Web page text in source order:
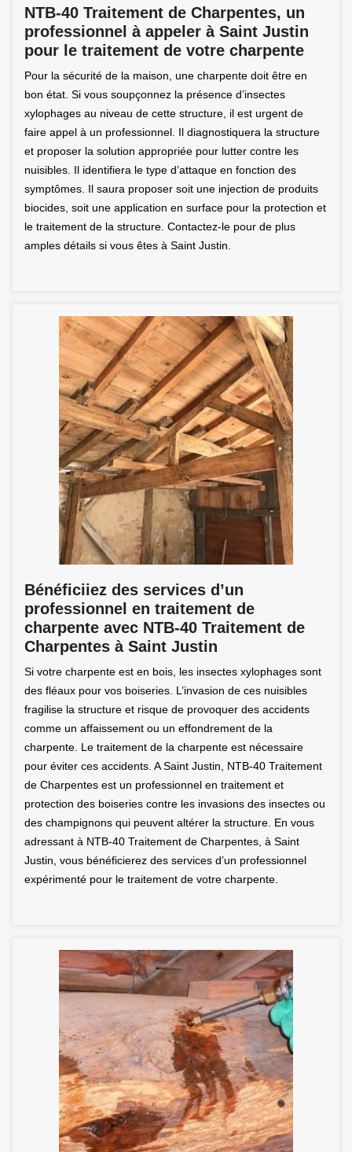
NTB-40 Traitement de Charpentes, un
professionnel à appeler à Saint Justin
pour le traitement de votre charpente
Pour la sécurité de la maison, une charpente doit être en
bon état. Si vous soupçonnez la présence d’insectes
xylophages au niveau de cette structure, il est urgent de
faire appel à un professionnel. Il diagnostiquera la structure
et proposer la solution appropriée pour lutter contre les
nuisibles. Il identifiera le type d’attaque en fonction des
symptômes. Il saura proposer soit une injection de produits
biocides, soit une application en surface pour la protection et
le traitement de la structure. Contactez-le pour de plus
amples détails si vous êtes à Saint Justin.
Bénéficiiez des services d’un
professionnel en traitement de
charpente avec NTB-40 Traitement de
Charpentes à Saint Justin
Si votre charpente est en bois, les insectes xylophages sont
des fléaux pour vos boiseries. L’invasion de ces nuisibles
fragilise la structure et risque de provoquer des accidents
comme un affaissement ou un effondrement de la
charpente. Le traitement de la charpente est nécessaire
pour éviter ces accidents. A Saint Justin, NTB-40 Traitement
de Charpentes est un professionnel en traitement et
protection des boiseries contre les invasions des insectes ou
des champignons qui peuvent altérer la structure. En vous
adressant à NTB-40 Traitement de Charpentes, à Saint
Justin, vous bénéficierez des services d’un professionnel
expérimenté pour le traitement de votre charpente.